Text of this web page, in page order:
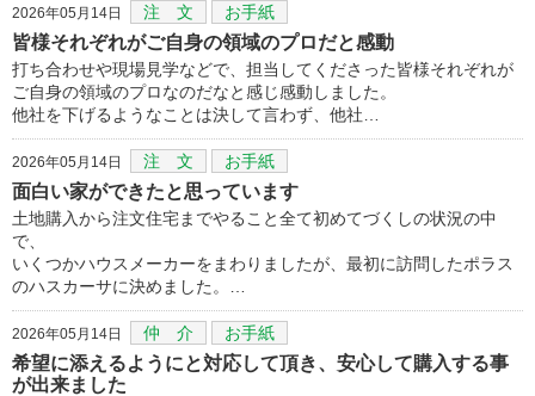
2026年05月14日 注 文 お手紙
皆様それぞれがご自身の領域のプロだと感動
打ち合わせや現場見学などで、担当してくださった皆様それぞれが
ご自身の領域のプロなのだなと感じ感動しました。
他社を下げるようなことは決して言わず、他社…
2026年05月14日 注 文 お手紙
面白い家ができたと思っています
土地購入から注文住宅までやること全て初めてづくしの状況の中
で、
いくつかハウスメーカーをまわりましたが、最初に訪問したポラス
のハスカーサに決めました。…
2026年05月14日 仲 介 お手紙
希望に添えるようにと対応して頂き、安心して購入する事
が出来ました